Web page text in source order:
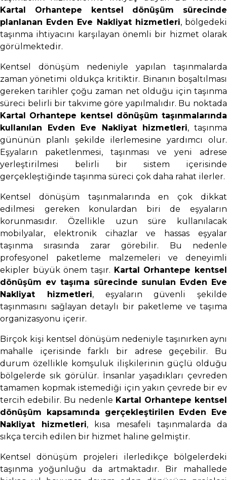
Kartal Orhantepe kentsel dönüşüm sürecinde
planlanan Evden Eve Nakliyat hizmetleri, bölgedeki
taşınma ihtiyacını karşılayan önemli bir hizmet olarak
görülmektedir.
Kentsel dönüşüm nedeniyle yapılan taşınmalarda
zaman yönetimi oldukça kritiktir. Binanın boşaltılması
gereken tarihler çoğu zaman net olduğu için taşınma
süreci belirli bir takvime göre yapılmalıdır. Bu noktada
Kartal Orhantepe kentsel dönüşüm taşınmalarında
kullanılan Evden Eve Nakliyat hizmetleri, taşınma
gününün planlı şekilde ilerlemesine yardımcı olur.
Eşyaların paketlenmesi, taşınması ve yeni adrese
yerleştirilmesi belirli bir sistem içerisinde
gerçekleştiğinde taşınma süreci çok daha rahat ilerler.
Kentsel dönüşüm taşınmalarında en çok dikkat
edilmesi gereken konulardan biri de eşyaların
korunmasıdır. Özellikle uzun süre kullanılacak
mobilyalar, elektronik cihazlar ve hassas eşyalar
taşınma sırasında zarar görebilir. Bu nedenle
profesyonel paketleme malzemeleri ve deneyimli
ekipler büyük önem taşır. Kartal Orhantepe kentsel
dönüşüm ev taşıma sürecinde sunulan Evden Eve
Nakliyat hizmetleri, eşyaların güvenli şekilde
taşınmasını sağlayan detaylı bir paketleme ve taşıma
organizasyonu içerir.
Birçok kişi kentsel dönüşüm nedeniyle taşınırken aynı
mahalle içerisinde farklı bir adrese geçebilir. Bu
durum özellikle komşuluk ilişkilerinin güçlü olduğu
bölgelerde sık görülür. İnsanlar yaşadıkları çevreden
tamamen kopmak istemediği için yakın çevrede bir ev
tercih edebilir. Bu nedenle Kartal Orhantepe kentsel
dönüşüm kapsamında gerçekleştirilen Evden Eve
Nakliyat hizmetleri, kısa mesafeli taşınmalarda da
sıkça tercih edilen bir hizmet haline gelmiştir.
Kentsel dönüşüm projeleri ilerledikçe bölgelerdeki
taşınma yoğunluğu da artmaktadır. Bir mahallede